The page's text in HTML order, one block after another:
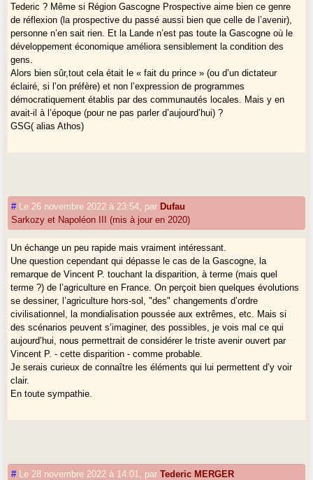
Tederic ? Même si Région Gascogne Prospective aime bien ce genre
de réflexion (la prospective du passé aussi bien que celle de l’avenir),
personne n’en sait rien. Et la Lande n’est pas toute la Gascogne où le
développement économique améliora sensiblement la condition des
gens.
Alors bien sûr,tout cela était le « fait du prince » (ou d’un dictateur
éclairé, si l’on préfère) et non l’expression de programmes
démocratiquement établis par des communautés locales. Mais y en
avait-il à l’époque (pour ne pas parler d’aujourd’hui) ?
GSG( alias Athos)
# Le 26 novembre 2022 à 23:54 par Dufau
Sarkozy et Napoléon III (mis à jour en 2020)
Un échange un peu rapide mais vraiment intéressant.
Une question cependant qui dépasse le cas de la Gascogne, la
remarque de Vincent P. touchant la disparition, à terme (mais quel
terme ?) de l’agriculture en France. On perçoit bien quelques évolutions
se dessiner, l’agriculture hors-sol, "des" changements d’ordre
civilisationnel, la mondialisation poussée aux extrêmes, etc. Mais si
des scénarios peuvent s’imaginer, des possibles, je vois mal ce qui
aujourd’hui, nous permettrait de considérer le triste avenir ouvert par
Vincent P. - cette disparition - comme probable.
Je serais curieux de connaître les éléments qui lui permettent d’y voir
clair.
En toute sympathie.
# Le 28 novembre 2022 à 14:01 parTederic MERGER